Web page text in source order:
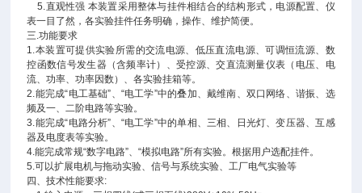
5.直观性强 本装置采用整体与挂件相结合的结构形式，电源配置、仪
表一目了然，各实验挂件任务明确，操作、维护简便。
三.功能要求
1.本装置可提供实验所需的交流电源、低压直流电源、可调恒流源、数
控函数信号发生器（含频率计）、受控源、交直流测量仪表（电压、电
流、功率、功率因数）、各实验挂箱等。
2.能完成“电工基础”、“电工学”中的叠加、戴维南、双口网络、谐振、选
频及一、二阶电路等实验。
3.能完成“电路分析”、“电工学”中的单相、三相、日光灯、变压器、互感
器及电度表等实验。
4.能完成常规“数字电路”、“模拟电路”所有实验。根据用户选配挂件。
5.可以扩展电机与拖动实验、信号与系统实验、工厂电气实验等
四、技术性能要求: